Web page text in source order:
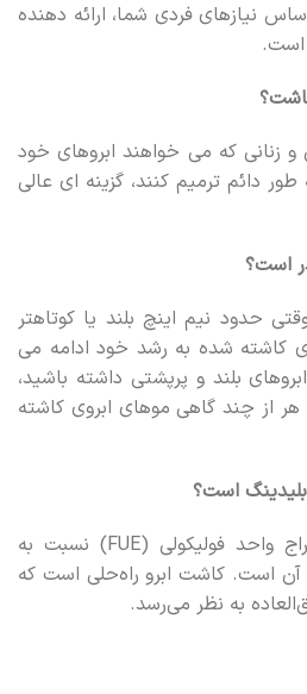
نیازهای فردی شما، ارائه دهنده
است.
زنانی که می خواهند ابروهای خود
دائم ترمیم کنند، گزینه ای عالی
است؟
حدود نیم اینچ بلند یا کوتاهتر
کاشته شده به رشد خود ادامه می
بلند و پرپشتی داشته باشید،
از چند گاهی موهای ابروی کاشته
است؟
یکی از دلایل برتری استخراج واحد فولیکولی (FUE) نسبت به
آن است. کاشت ابرو راه‌حلی است که
به نظر می‌رسد.